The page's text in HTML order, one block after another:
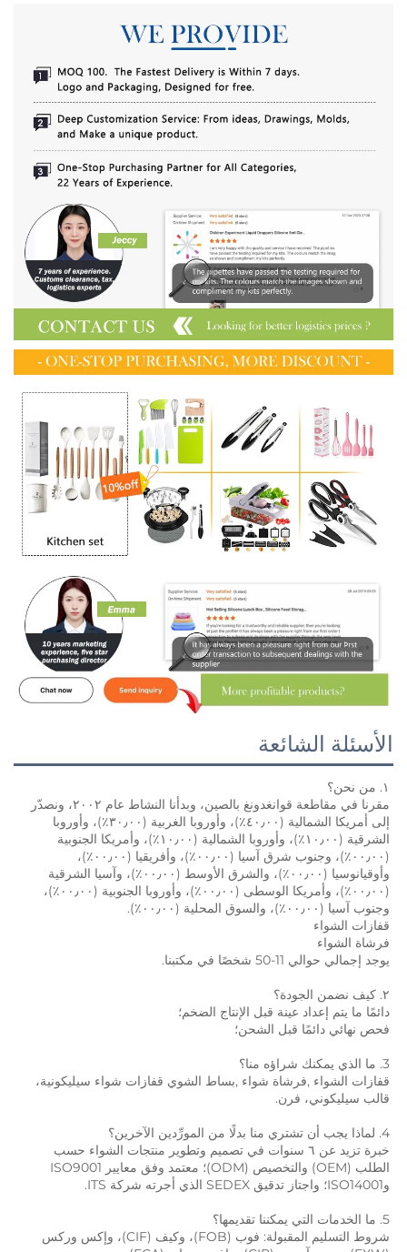
الأسئلة الشائعة
١. من نحن؟
وجنوب آسيا (٠٠٫٠٠٪)، والسوق المحلية (٠٠٫٠٠٪).
قفازات الشواء
فرشاة الشواء
يوجد إجمالي حوالي 11-50 شخصًا في مكتبنا.
٢. كيف نضمن الجودة؟
دائمًا ما يتم إعداد عينة قبل الإنتاج الضخم؛
فحص نهائي دائمًا قبل الشحن؛
3. ما الذي يمكنك شراؤه منا؟
قفازات الشواء ,فرشاة شواء ,بساط الشوي قفازات شواء سيليكونية،
قالب سيليكوني، فرن.
4. لماذا يجب أن تشتري منا بدلًا من المورِّدين الآخرين؟
وISO14001؛ واجتاز تدقيق SEDEX الذي أجرته شركة ITS.
5. ما الخدمات التي يمكننا تقديمها؟